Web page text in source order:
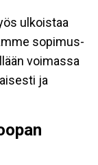
ulkoistaa
sopimus-
voimassa
ja